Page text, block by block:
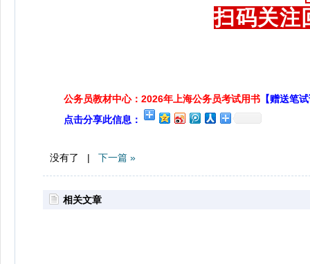
扫码关注
公务员教材中心：2026年上海公务员考试用书 【赠送笔
点击分享此信息：
没有了 | 下一篇 »
相关文章